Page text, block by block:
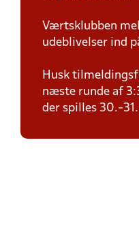
Værtsklubben
udeblivelser ind
Husk
næste runde af
der spilles 30.-